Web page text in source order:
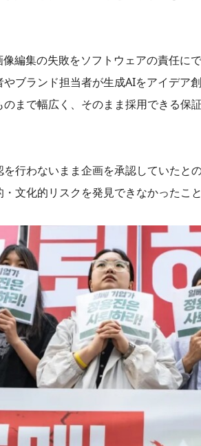
編集の失敗をソフトウェアの責任に
ブランド担当者が生成AIをアイデア
まで幅広く、そのまま採用できる保
行わないまま企画を承認していたと
文化的リスクを発見できなかったこ